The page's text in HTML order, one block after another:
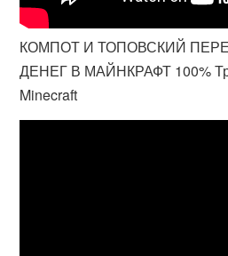
КОМПОТ И ТОПОВСКИЙ
ДЕНЕГ В МАЙНКРАФТ 100%
Minecraft